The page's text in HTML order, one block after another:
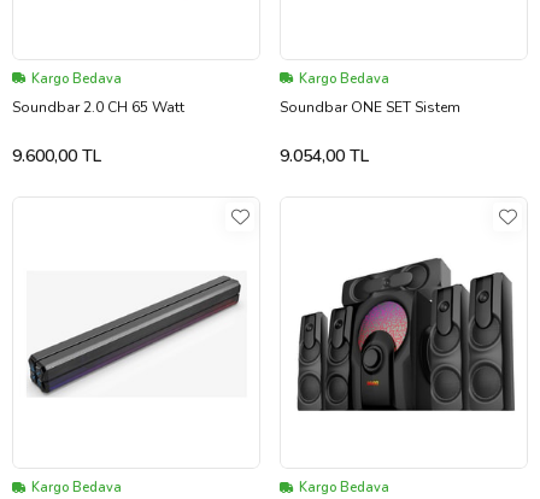
Kargo Bedava
Soundbar 2.0 CH 65 Watt
9.600,00 TL
Kargo Bedava
Soundbar ONE SET Sistem
9.054,00 TL
Kargo Bedava Kargo Bedava